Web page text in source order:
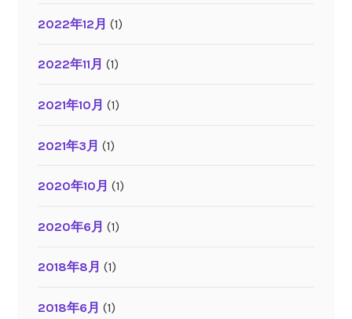
2022年12月 (1)
2022年11月 (1)
2021年10月 (1)
2021年3月 (1)
2020年10月 (1)
2020年6月 (1)
2018年8月 (1)
2018年6月 (1)